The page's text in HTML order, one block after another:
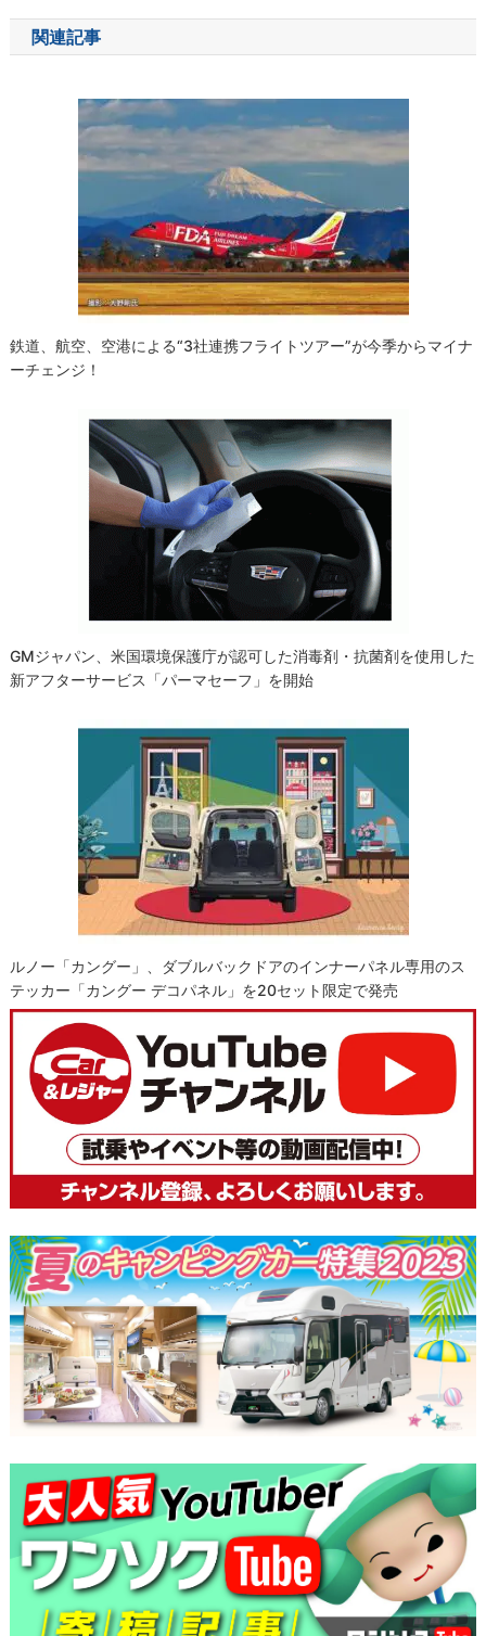
ナ
ビ
関連記事
鉄道、航空、空港による“3社連携フライトツアー”が今季からマイナ
ーチェンジ！
GMジャパン、米国環境保護庁が認可した消毒剤・抗菌剤を使用した
新アフターサービス「パーマセーフ」を開始
ルノー「カングー」、ダブルバックドアのインナーパネル専用のス
テッカー「カングー デコパネル」を20セット限定で発売